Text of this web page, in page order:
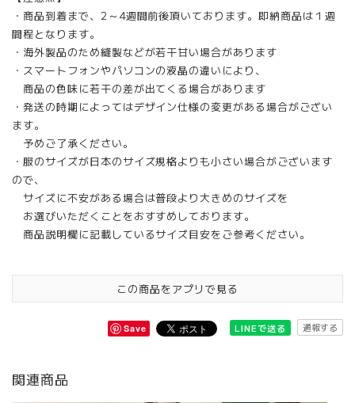
・商品到着まで、2～4週間前後頂いております。即納商品は１週
間程となります。
・海外製品のため縫製などが若干甘い場合があります
・スマートフォンやパソコンの液晶の違いにより、
商品の色味に若干の差が出てくる場合があります
・発送の時期によってはデザイン仕様の変更がある場合がござい
ます。
予めご了承ください。
・服のサイズが日本のサイズ規格よりも小さい場合がございます
ので、
サイズに不安がある場合は普段より大きめのサイズを
お選びいただくことをおすすめしております。
商品説明欄に記載しているサイズ目安をご参考ください。
この商品をアプリで見る
Save LINEで送る 通報する
関連商品